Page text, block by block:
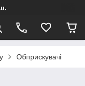
Обприскувачі